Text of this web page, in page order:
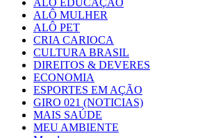
ALÔ EDUCAÇÃO
ALÔ MULHER
ALÔ PET
CRIA CARIOCA
CULTURA BRASIL
DIREITOS & DEVERES
ECONOMIA
ESPORTES EM AÇÃO
GIRO 021 (NOTICIAS)
MAIS SAÚDE
MEU AMBIENTE